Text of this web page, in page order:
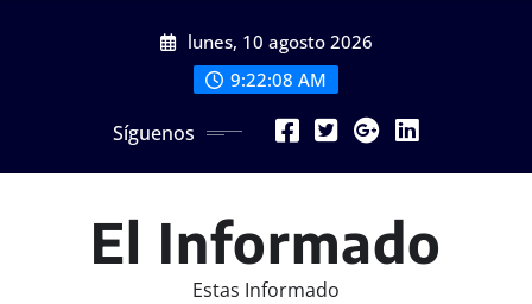
lunes, 10 agosto 2026
9:22:09 AM
Síguenos
El Informado
Estas Informado